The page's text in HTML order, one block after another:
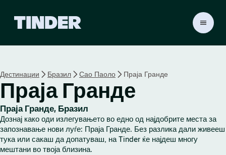
r
H
o
m
e
Дестинации Бразил Сао Паоло Праја Гранде
Праја Гранде
Праја Гранде, Бразил
Дознај како оди излегувањето во едно од најдобрите места за
запознавање нови луѓе: Праја Гранде. Без разлика дали живееш
тука или сакаш да допатуваш, на Tinder ќе најдеш многу
мештани во твоја близина.